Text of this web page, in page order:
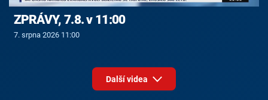
ZPRÁVY, 7.8. v 11:00
7. srpna 2026 11:00
Další videa